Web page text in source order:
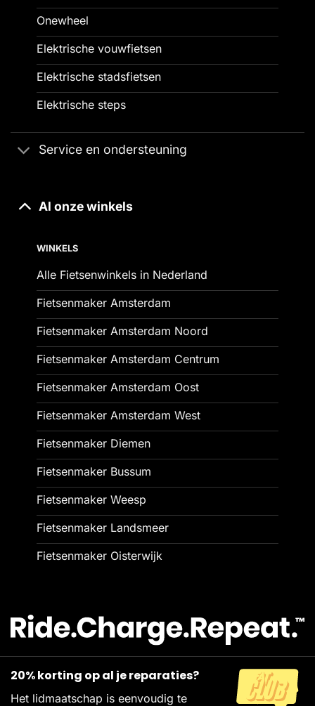
Onewheel
Elektrische vouwfietsen
Elektrische stadsfietsen
Elektrische steps
Service en ondersteuning
Al onze winkels
WINKELS
Alle Fietsenwinkels in Nederland
Fietsenmaker Amsterdam
Fietsenmaker Amsterdam Noord
Fietsenmaker Amsterdam Centrum
Fietsenmaker Amsterdam Oost
Fietsenmaker Amsterdam West
Fietsenmaker Diemen
Fietsenmaker Bussum
Fietsenmaker Weesp
Fietsenmaker Landsmeer
Fietsenmaker Oisterwijk
20% korting op al je reparaties?
Het lidmaatschap is eenvoudig te